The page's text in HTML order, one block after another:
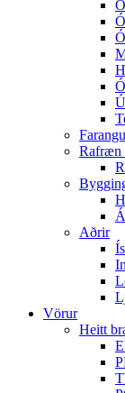
Rafræn
Aðrir
Vörur
Heitt